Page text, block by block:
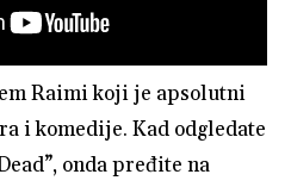
Raimi koji je apsolutni
i komedije. Kad odgledate
onda pređite na